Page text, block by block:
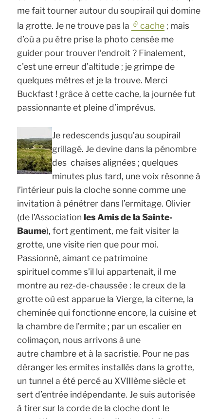
me fait tourner autour du soupirail qui domine
la grotte. Je ne trouve pas la
cache ; mais
d’où a pu être prise la photo censée me
guider pour trouver l’endroit ? Finalement,
c’est une erreur d’altitude ; je grimpe de
quelques mètres et je la trouve. Merci
Buckfast ! grâce à cette cache, la journée fut
passionnante et pleine d’imprévus.
Je redescends jusqu’au soupirail
grillagé. Je devine dans la pénombre
des chaises alignées ; quelques
minutes plus tard, une voix résonne à
l’intérieur puis la cloche sonne comme une
invitation à pénétrer dans l’ermitage. Olivier
(de l’Associationles Amis de la Sainte-
Baume), fort gentiment, me fait visiter la
grotte, une visite rien que pour moi.
Passionné, aimant ce patrimoine
spirituel comme s’il lui appartenait, il me
montre au rez-de-chaussée : le creux de la
grotte où est apparue la Vierge, la citerne, la
cheminée qui fonctionne encore, la cuisine et
la chambre de l’ermite ; par un escalier en
colimaçon, nous arrivons à une
autre chambre et à la sacristie. Pour ne pas
déranger les ermites installés dans la grotte,
un tunnel a été percé au XVIIIème siècle et
sert d’entrée indépendante. Je suis autorisée
à tirer sur la corde de la cloche dont le